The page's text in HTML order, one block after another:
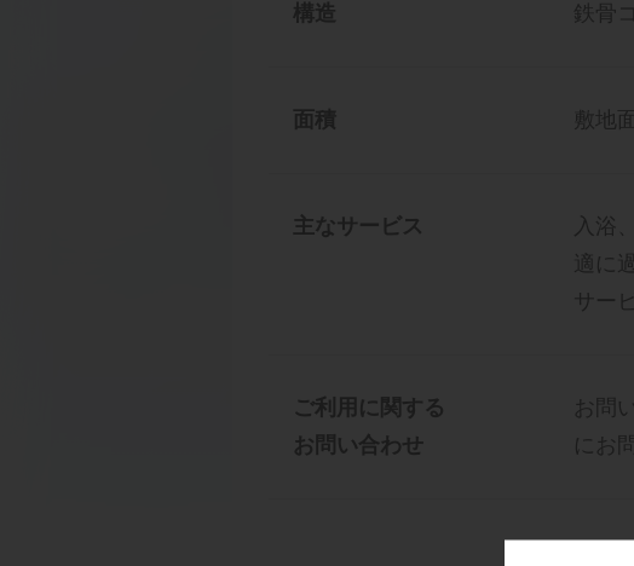
構造 鉄骨
面積 敷地
主なサービス
入浴
適に
サー
ご利用に関する
お問い合わせ
お問
にお